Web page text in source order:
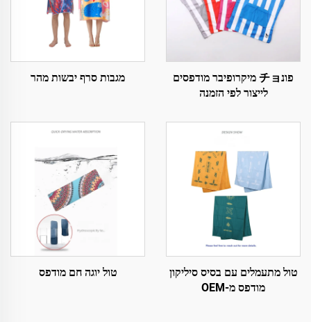
פונチョ מיקרופיבר מודפסים
לייצור לפי הזמנה
מגבות סרף יבשות מהר
טול מתעמלים עם בסיס סיליקון
מודפס מ-OEM
טול יוגה חם מודפס